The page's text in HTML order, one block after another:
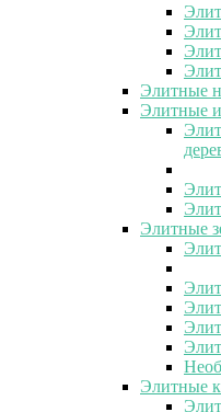
Элитные
Элитные
Элитные
Элитные